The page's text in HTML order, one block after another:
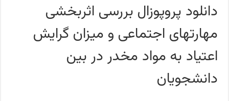
دانلود پروپوزال بررسی اثربخشی
مهارتهای اجتماعی و میزان گرایش
اعتیاد به مواد مخدر در بین
دانشجویان